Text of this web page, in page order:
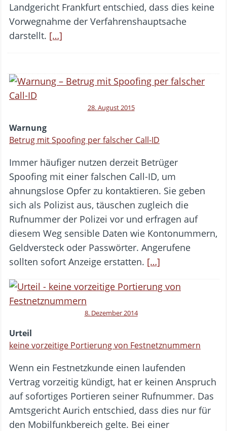
Landgericht Frankfurt entschied, dass dies keine
Vorwegnahme der Verfahrenshauptsache
darstellt. […]
28. August 2015
Warnung
Betrug mit Spoofing per falscher Call-ID
Immer häufiger nutzen derzeit Betrüger
Spoofing mit einer falschen Call-ID, um
ahnungslose Opfer zu kontaktieren. Sie geben
sich als Polizist aus, täuschen zugleich die
Rufnummer der Polizei vor und erfragen auf
diesem Weg sensible Daten wie Kontonummern,
Geldversteck oder Passwörter. Angerufene
sollten sofort Anzeige erstatten. […]
8. Dezember 2014
Urteil
keine vorzeitige Portierung von Festnetznummern
Wenn ein Festnetzkunde einen laufenden
Vertrag vorzeitig kündigt, hat er keinen Anspruch
auf sofortiges Portieren seiner Rufnummer. Das
Amtsgericht Aurich entschied, dass dies nur für
den Mobilfunkbereich gelte. Bei einer